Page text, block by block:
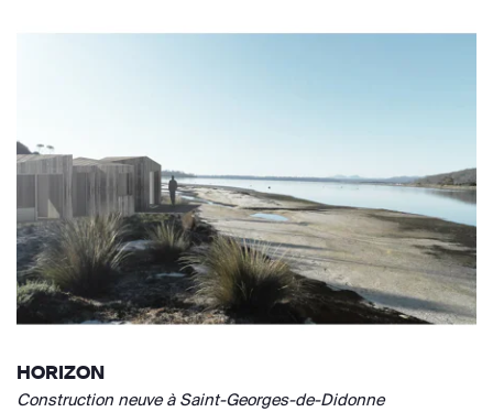
HORIZON
Construction neuve à Saint-Georges-de-Didonne